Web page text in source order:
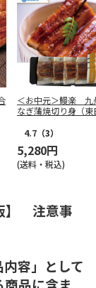
＜お中元＞鰻楽 九
なぎ蒲焼切り身（東
4.7 （3）
5,280円
(送料・税込)
】 注意事
容」として
品に含ま